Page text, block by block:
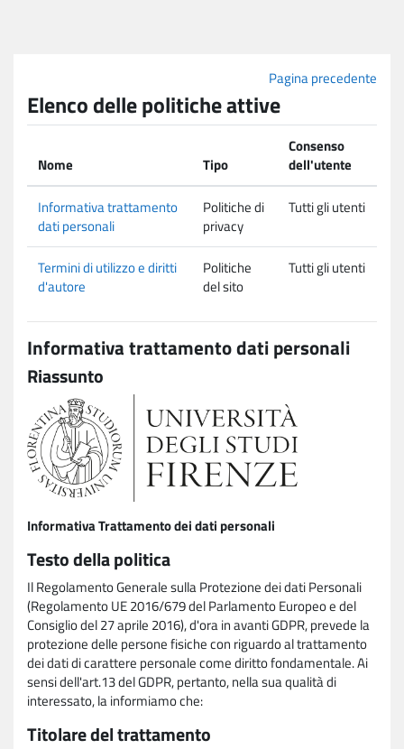
Pagina precedente
Elenco delle politiche attive
Nome Tipo
Consenso
dell'utente
Informativa trattamento
dati personali
Politiche di
privacy
Tutti gli utenti
Termini di utilizzo e diritti
d'autore
Politiche
del sito
Tutti gli utenti
Informativa trattamento dati personali
Riassunto
Informativa Trattamento dei dati personali
Testo della politica
Il Regolamento Generale sulla Protezione dei dati Personali
(Regolamento UE 2016/679 del Parlamento Europeo e del
Consiglio del 27 aprile 2016), d'ora in avanti GDPR, prevede la
protezione delle persone fisiche con riguardo al trattamento
dei dati di carattere personale come diritto fondamentale. Ai
sensi dell'art.13 del GDPR, pertanto, nella sua qualità di
interessato, la informiamo che:
Titolare del trattamento